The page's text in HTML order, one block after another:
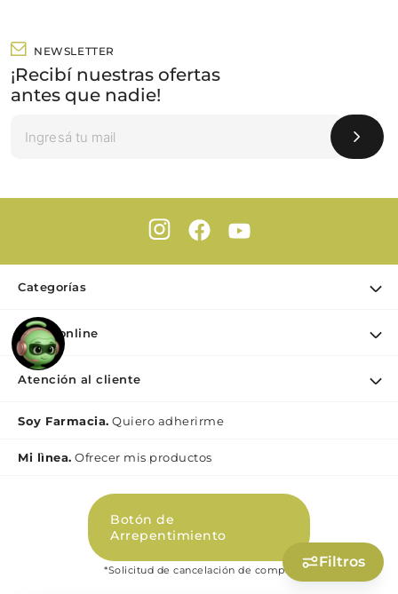
Filtros
NEWSLETTER
¡Recibí nuestras ofertas
antes que nadie!
Categorías
Ofertas
Cuidado Personal
Dermocosmética
Nutrición & Deporte
Bebé y maternidad
Farmaonline
Nuestra empresa
Atención al cliente
Contacto
Preguntas Frecuentes Beauty
Términos y condiciones Beauty
Promociones
Políticas de Privacidad Beauty
Soy Farmacia. Quiero adherirme
Mi lìnea. Ofrecer mis productos
Botón de
Arrepentimiento
*Solicitud de cancelación de compra